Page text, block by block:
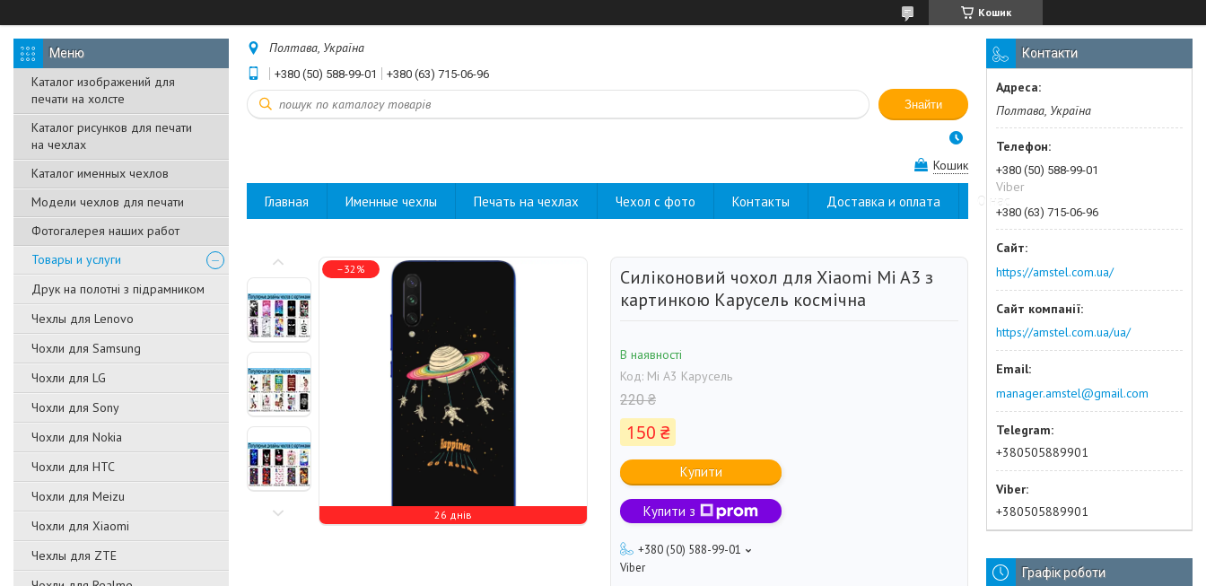
Кошик
Каталог изображений для
печати на холсте
Каталог рисунков для печати
на чехлах
Каталог именных чехлов
Модели чехлов для печати
Фотогалерея наших работ
Товары и услуги
Друк на полотні з підрамником
Чехлы для Lenovo
Чохли для Samsung
Чохли для LG
Чохли для Sony
Чохли для Nokia
Чохли для HTC
Чохли для Meizu
Чохли для Xiaomi
Чехлы для ZTE
Полтава, Україна
+380 (50) 588-99-01 +380 (63) 715-06-96
Знайти
Кошик
Главная Именные чехлы Печать на чехлах Чехол с фото Контакты Доставка и оплата О нас
–32%
26 днів
Силіконовий чохол для Xiaomi Mi A3 з
картинкою Карусель космічна
В наявності
Код: Mi A3 Карусель
220 ₴
150 ₴
Купити
Купити з
+380 (50) 588-99-01
Viber
Контакти
Полтава, Україна
+380 (50) 588-99-01
Viber
+380 (63) 715-06-96
https://amstel.com.ua/
https://amstel.com.ua/ua/
manager.amstel@gmail.com
+380505889901
+380505889901
Графік роботи